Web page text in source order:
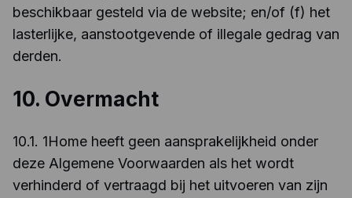
beschikbaar gesteld via de website; en/of (f) het
lasterlijke, aanstootgevende of illegale gedrag van
derden.
10. Overmacht
10.1. 1Home heeft geen aansprakelijkheid onder
deze Algemene Voorwaarden als het wordt
verhinderd of vertraagd bij het uitvoeren van zijn